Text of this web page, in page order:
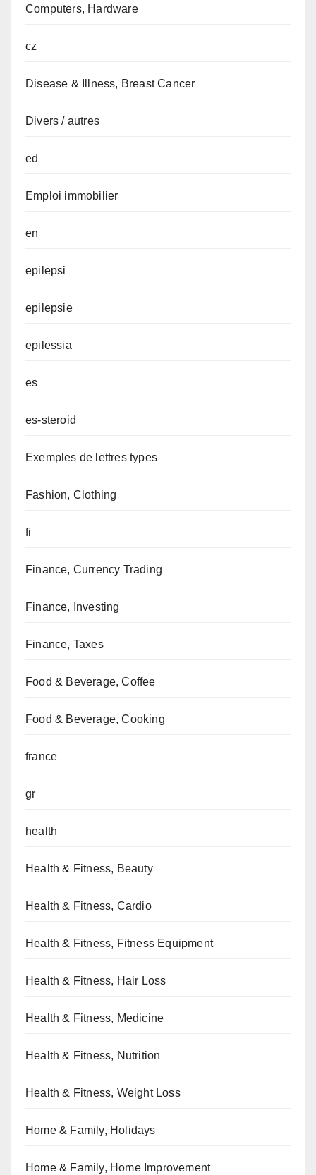
Computers, Hardware
cz
Disease & Illness, Breast Cancer
Divers / autres
ed
Emploi immobilier
en
epilepsi
epilepsie
epilessia
es
es-steroid
Exemples de lettres types
Fashion, Clothing
fi
Finance, Currency Trading
Finance, Investing
Finance, Taxes
Food & Beverage, Coffee
Food & Beverage, Cooking
france
gr
health
Health & Fitness, Beauty
Health & Fitness, Cardio
Health & Fitness, Fitness Equipment
Health & Fitness, Hair Loss
Health & Fitness, Medicine
Health & Fitness, Nutrition
Health & Fitness, Weight Loss
Home & Family, Holidays
Home & Family, Home Improvement